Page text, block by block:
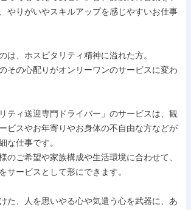
やりがいやスキルアップを感じやすいお仕事
は、ホスピタリティ精神に溢れた方。
その心配りがオンリーワンのサービスに変わ
ティ送迎専門ドライバー」のサービスは、観
ビスやお年寄りやお身体の不自由な方などが
な仕事です。
のご希望や家族構成や生活環境に合わせて、
サービスとして形にできます。
た、人を思いやる心や気遣う心を武器に、あ